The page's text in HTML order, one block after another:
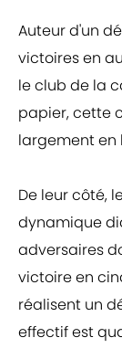
Auteur d'un
victoires en
le club de la
papier, cette
largement en
De leur côté,
dynamique
adversaires
victoire en
réalisent un
effectif est